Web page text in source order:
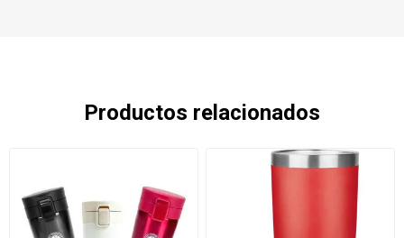
Productos relacionados